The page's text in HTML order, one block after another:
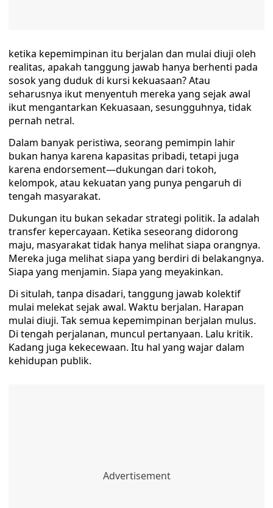
ketika kepemimpinan itu berjalan dan mulai diuji oleh
realitas, apakah tanggung jawab hanya berhenti pada
sosok yang duduk di kursi kekuasaan? Atau
seharusnya ikut menyentuh mereka yang sejak awal
ikut mengantarkan Kekuasaan, sesungguhnya, tidak
pernah netral.
Dalam banyak peristiwa, seorang pemimpin lahir
bukan hanya karena kapasitas pribadi, tetapi juga
karena endorsement—dukungan dari tokoh,
kelompok, atau kekuatan yang punya pengaruh di
tengah masyarakat.
Dukungan itu bukan sekadar strategi politik. Ia adalah
transfer kepercayaan. Ketika seseorang didorong
maju, masyarakat tidak hanya melihat siapa orangnya.
Mereka juga melihat siapa yang berdiri di belakangnya.
Siapa yang menjamin. Siapa yang meyakinkan.
Di situlah, tanpa disadari, tanggung jawab kolektif
mulai melekat sejak awal. Waktu berjalan. Harapan
mulai diuji. Tak semua kepemimpinan berjalan mulus.
Di tengah perjalanan, muncul pertanyaan. Lalu kritik.
Kadang juga kekecewaan. Itu hal yang wajar dalam
kehidupan publik.